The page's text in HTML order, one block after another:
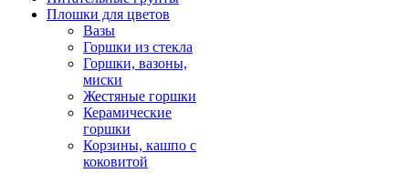
Плошки для цветов
Вазы
Горшки из стекла
Горшки, вазоны,
миски
Жестяные горшки
Керамические
горшки
Корзины, кашпо с
коковитой